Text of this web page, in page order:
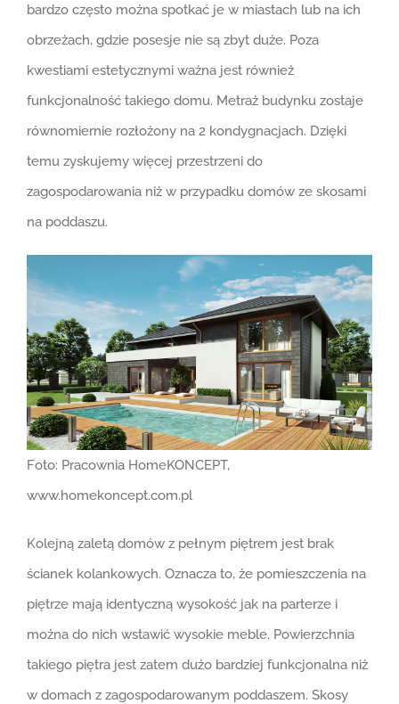
bardzo często można spotkać je w miastach lub na ich
obrzeżach, gdzie posesje nie są zbyt duże. Poza
kwestiami estetycznymi ważna jest również
funkcjonalność takiego domu. Metraż budynku zostaje
równomiernie rozłożony na 2 kondygnacjach. Dzięki
temu zyskujemy więcej przestrzeni do
zagospodarowania niż w przypadku domów ze skosami
na poddaszu.
Foto: Pracownia HomeKONCEPT,
www.homekoncept.com.pl
Kolejną zaletą domów z pełnym piętrem jest brak
ścianek kolankowych. Oznacza to, że pomieszczenia na
piętrze mają identyczną wysokość jak na parterze i
można do nich wstawić wysokie meble. Powierzchnia
takiego piętra jest zatem dużo bardziej funkcjonalna niż
w domach z zagospodarowanym poddaszem. Skosy